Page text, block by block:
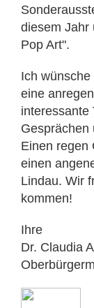
diesem Jahr
Pop Art".
Ich wünsche
eine
interessante
Gesprächen
Einen regen
einen
Lindau. Wir
kommen!
Ihre
Dr. Claudia